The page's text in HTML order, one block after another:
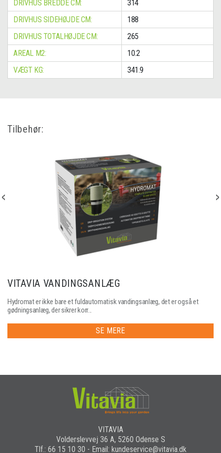
DRIVHUS BREDDE CM:
314
DRIVHUS SIDEHØJDE CM:
188
DRIVHUS TOTALHØJDE CM:
265
AREAL M2:
10.2
VÆGT KG:
341.9
Tilbehør:
VITAVIA VANDINGSANLÆG
Hydromat er ikke bare et fuldautomatisk vandingsanlæg, det er også et
gødningsanlæg, der sikrer korr...
SE MERE
VITAVIA
Volderslevvej 36 A, 5260 Odense S
Tlf.: 66 15 10 30 - Email: kundeservice@vitavia.dk